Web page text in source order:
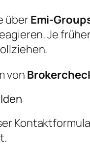
überEmi-
Je
von